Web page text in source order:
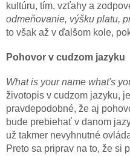
kultúru, tím, vzťahy a
odmeňovanie, výšku platu,
to však až v ďalšom kole,
Pohovor v cudzom jazyku
What is your name what's
životopis v cudzom jazyku,
pravdepodobné, že aj
bude prebiehať v danom
už takmer nevyhnutné
Preto sa priprav na to, že si